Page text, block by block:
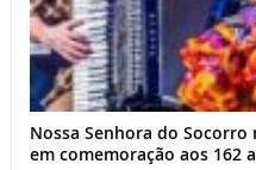
Nossa Senhora do
em comemoração aos 162